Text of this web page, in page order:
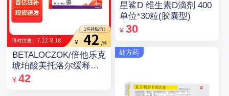
BETALOCZOK/倍他乐克
琥珀酸美托洛尔缓释片
47.5mg*14片*2板
¥ 42
星鲨D 维生素D滴剂 400
单位*30粒(胶囊型)
¥ 30
处方药